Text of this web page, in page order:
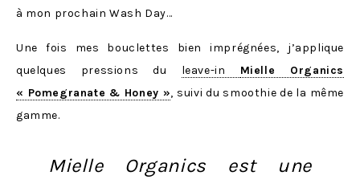
à mon prochain Wash Day…
Une fois mes bouclettes bien imprégnées, j’applique
quelques pressions du leave-in Mielle Organics
« Pomegranate & Honey », suivi du smoothie de la même
gamme.
Mielle Organics est une